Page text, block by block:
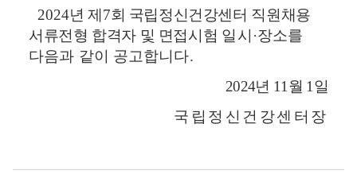
2024년 제 7회 국립정신건강센터 직원채용
서류전형 합격자 및 면접시험 일시 ·장소를
다음과 같이 공고합니다.
2024년 11 월 1 일
국립정신건강센터장